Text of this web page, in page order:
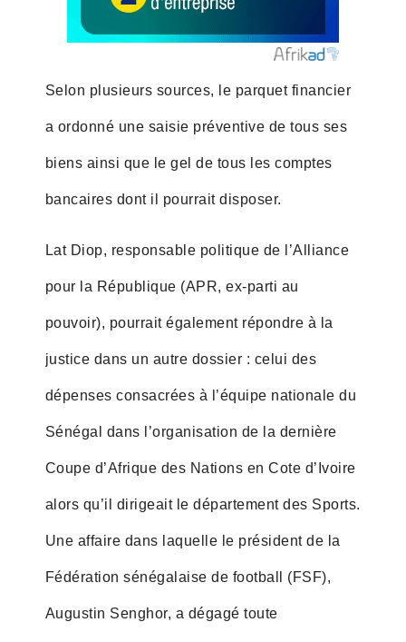
Selon plusieurs sources, le parquet financier
a ordonné une saisie préventive de tous ses
biens ainsi que le gel de tous les comptes
bancaires dont il pourrait disposer.
Lat Diop, responsable politique de l’Alliance
pour la République (APR, ex-parti au
pouvoir), pourrait également répondre à la
justice dans un autre dossier : celui des
dépenses consacrées à l’équipe nationale du
Sénégal dans l’organisation de la dernière
Coupe d’Afrique des Nations en Cote d’Ivoire
alors qu’il dirigeait le département des Sports.
Une affaire dans laquelle le président de la
Fédération sénégalaise de football (FSF),
Augustin Senghor, a dégagé toute